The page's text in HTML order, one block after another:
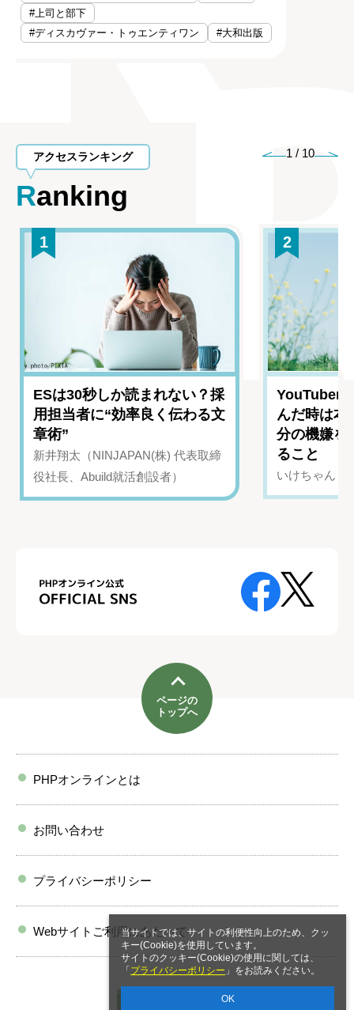
当サイトでは、サイトの利便性向上のため、クッ
キー(Cookie)を使用しています。
サイトのクッキー(Cookie)の使用に関しては、
「 プライバシーポリシー 」をお読みください。
OK
#上司と部下
#ディスカヴァー・トゥエンティワン
#大和出版
アクセスランキング
Ranking
1 / 10
1
ESは30秒しか読まれない？採
用担当者に“効率良く伝わる文
章術”
新井翔太（NINJAPAN(株) 代表取締
役社長、Abuild就活創設者）
2
YouTuber
んだ時は
分の機嫌を
ること
いけちゃん（
ページの
トップへ
PHPオンラインとは
お問い合わせ
プライバシーポリシー
Webサイトご利用にあたって